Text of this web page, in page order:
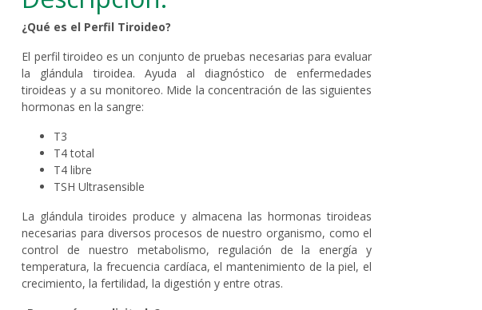
¿Qué es el Perfil Tiroideo?
El perfil tiroideo es un conjunto de pruebas necesarias para evaluar
la glándula tiroidea. Ayuda al diagnóstico de enfermedades
tiroideas y a su monitoreo. Mide la concentración de las siguientes
hormonas en la sangre:
T3
T4 total
T4 libre
TSH Ultrasensible
La glándula tiroides produce y almacena las hormonas tiroideas
necesarias para diversos procesos de nuestro organismo, como el
control de nuestro metabolismo, regulación de la energía y
temperatura, la frecuencia cardíaca, el mantenimiento de la piel, el
crecimiento, la fertilidad, la digestión y entre otras.